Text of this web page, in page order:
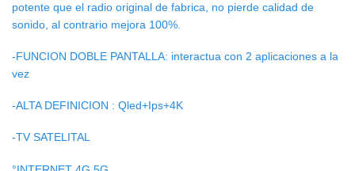
potente que el radio original de fabrica, no pierde calidad de
sonido, al contrario mejora 100%.
-FUNCION DOBLE PANTALLA: interactua con 2 aplicaciones a la
vez
-ALTA DEFINICION : Qled+Ips+4K
-TV SATELITAL